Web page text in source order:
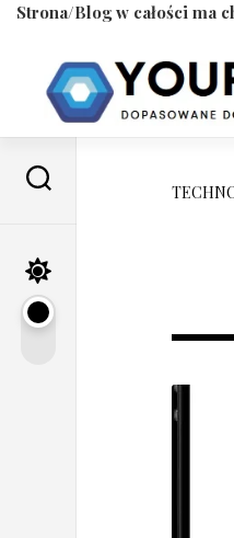
Strona/Blog w całości ma
content